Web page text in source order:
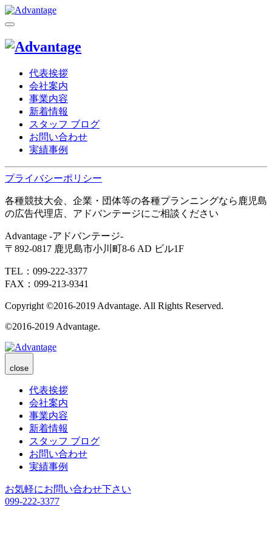
代表挨拶
会社案内
事業内容
新着情報
スタッフ ブログ
お問い合わせ
実績事例
プライバシーポリシー
各種競技大会、企業・団体等の各種プランニングなら鹿児島
の広告代理店、アドバンテージにご相談ください
Advantage -アドバンテージ-
〒892-0817 鹿児島市小川町8-6 AD ビル1F
TEL：099-222-3377
FAX：099-213-9341
Copyright ©2016-2019 Advantage. All Rights Reserved.
©2016-2019 Advantage.
close
代表挨拶
会社案内
事業内容
新着情報
スタッフ ブログ
お問い合わせ
実績事例
お気軽にお問い合わせ下さい
099-222-3377